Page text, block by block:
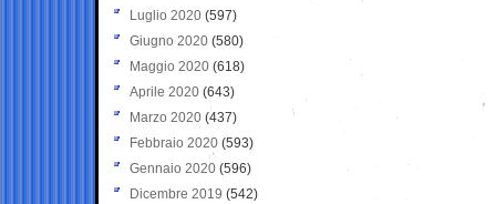
Luglio 2020 (597)
Giugno 2020 (580)
Maggio 2020 (618)
Aprile 2020 (643)
Marzo 2020 (437)
Febbraio 2020 (593)
Gennaio 2020 (596)
Dicembre 2019 (542)